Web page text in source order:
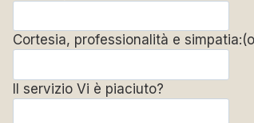
Cortesia, professionalità e simpatia:
Il servizio Vi è piaciuto?